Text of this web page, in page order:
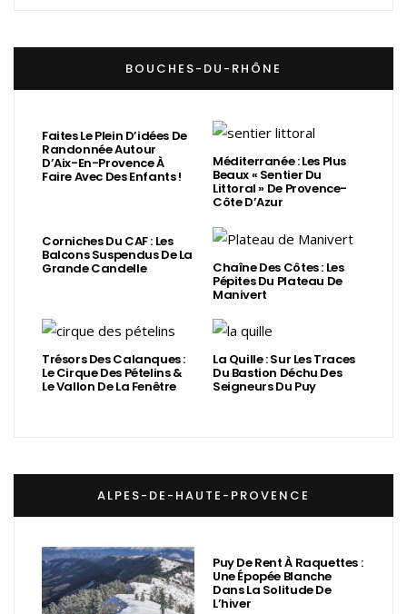
BOUCHES-DU-RHÔNE
Faites Le Plein D’idées De
Randonnée Autour
D’Aix-En-Provence À
Faire Avec Des Enfants !
Méditerranée : Les Plus
Beaux « Sentier Du
Littoral » De Provence-
Côte D’Azur
Corniches Du CAF : Les
Balcons Suspendus De La
Grande Candelle Chaîne Des Côtes : Les
Pépites Du Plateau De
Manivert
Trésors Des Calanques :
Le Cirque Des Pételins &
Le Vallon De La Fenêtre
La Quille : Sur Les Traces
Du Bastion Déchu Des
Seigneurs Du Puy
ALPES-DE-HAUTE-PROVENCE
Puy De Rent À Raquettes :
Une Épopée Blanche
Dans La Solitude De
L’hiver